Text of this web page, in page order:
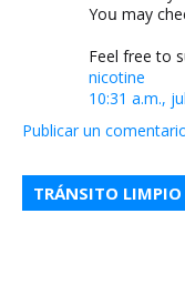
Yoս may
Feel free to
nicotine
10:31 a.m.,
Publicar un
TRÁNSITO LIMPIO